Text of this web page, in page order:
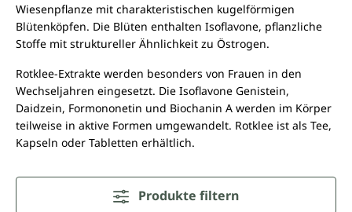
Wiesenpflanze mit charakteristischen kugelförmigen
Blütenköpfen. Die Blüten enthalten Isoflavone, pflanzliche
Stoffe mit struktureller Ähnlichkeit zu Östrogen.
Rotklee-Extrakte werden besonders von Frauen in den
Wechseljahren eingesetzt. Die Isoflavone Genistein,
Daidzein, Formononetin und Biochanin A werden im Körper
teilweise in aktive Formen umgewandelt. Rotklee ist als Tee,
Kapseln oder Tabletten erhältlich.
Produkte filtern